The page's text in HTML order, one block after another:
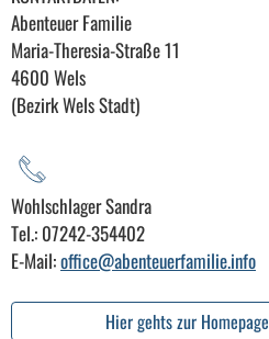
Abenteuer Familie
Maria-Theresia-Straße 11
4600 Wels
(Bezirk Wels Stadt)
Wohlschlager Sandra
Tel.: 07242-354402
E-Mail:office@abenteuerfamilie.info
Hier gehts zur Homepage